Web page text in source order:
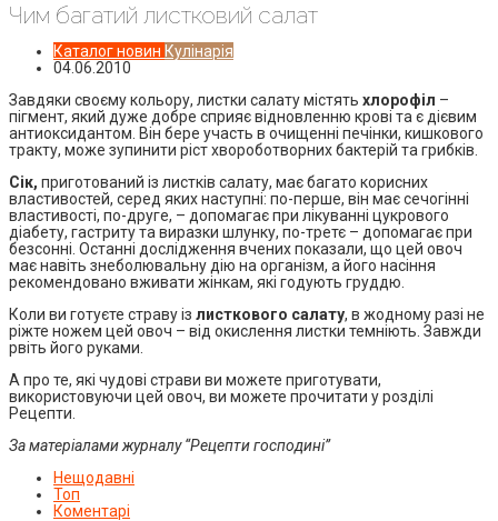
Чим багатий листковий салат
Каталог новин Кулінарія
04.06.2010
Завдяки своєму кольору, листки салату містять хлорофіл –
пігмент, який дуже добре сприяє відновленню крові та є дієвим
антиоксидантом. Він бере участь в очищенні печінки, кишкового
тракту, може зупинити ріст хвороботворних бактерій та грибків.
Сік, приготований із листків салату, має багато корисних
властивостей, серед яких наступні: по-перше, він має сечогінні
властивості, по-друге, – допомагає при лікуванні цукрового
діабету, гастриту та виразки шлунку, по-третє – допомагає при
безсонні. Останні дослідження вчених показали, що цей овоч
має навіть знеболювальну дію на організм, а його насіння
рекомендовано вживати жінкам, які годують груддю.
Коли ви готуєте страву із листкового салату, в жодному разі не
ріжте ножем цей овоч – від окислення листки темніють. Завжди
рвіть його руками.
А про те, які чудові страви ви можете приготувати,
використовуючи цей овоч, ви можете прочитати у розділі
Рецепти.
За матеріалами журналу “Рецепти господині”
Нещодавні
Топ
Коментарі